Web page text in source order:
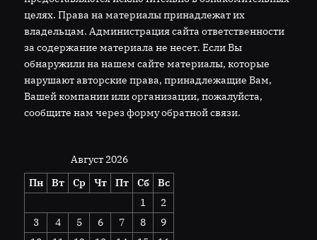
целях. Права на материалы принадлежат их
владельцам. Администрация сайта ответственности
за содержание материала не несет. Если Вы
обнаружили на нашем сайте материалы, которые
нарушают авторские права, принадлежащие Вам,
Вашей компании или организации, пожалуйста,
сообщите нам через форму обратной связи.
Август 2026
Пн
Вт Ср Чт Пт Сб
Вс
1
2
3
4 5 6 7 8
9